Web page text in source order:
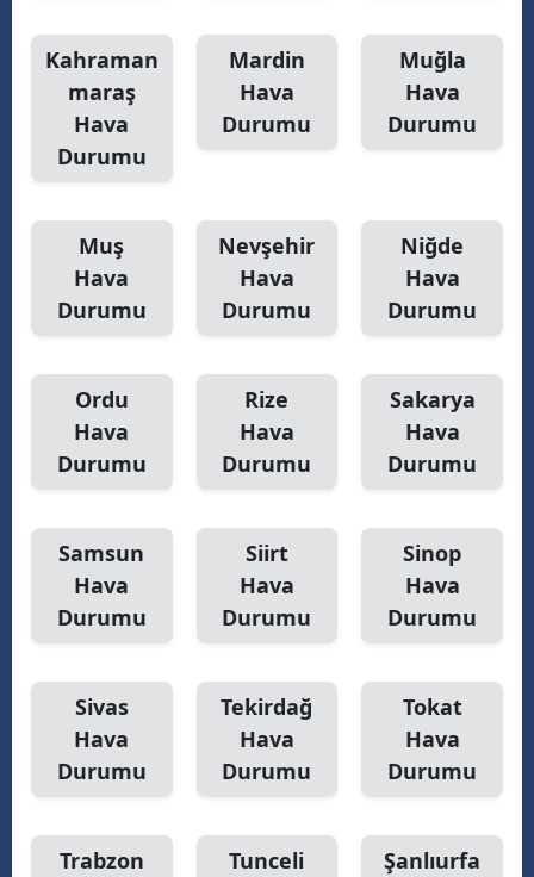
Kahraman
maraş
Hava
Durumu
Mardin
Hava
Durumu
Muğla
Hava
Durumu
Muş
Hava
Durumu
Nevşehir
Hava
Durumu
Niğde
Hava
Durumu
Ordu
Hava
Durumu
Rize
Hava
Durumu
Sakarya
Hava
Durumu
Samsun
Hava
Durumu
Siirt
Hava
Durumu
Sinop
Hava
Durumu
Sivas
Hava
Durumu
Tekirdağ
Hava
Durumu
Tokat
Hava
Durumu
Trabzon
Tunceli
Şanlıurfa